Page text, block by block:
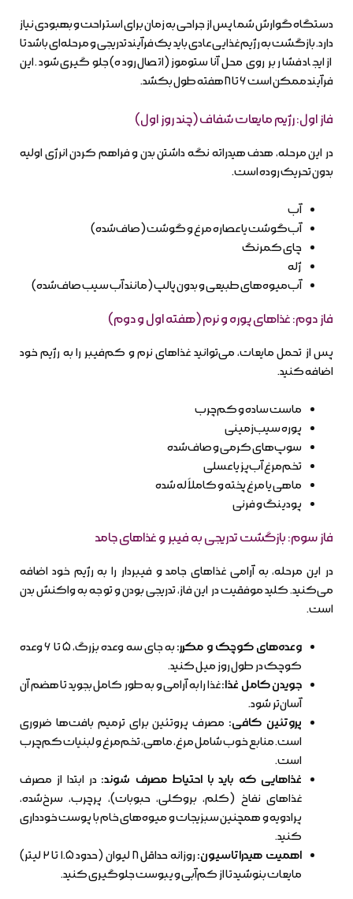
دستگاه گوارش شما پس از جراحی به زمان برای استراحت و بهبودی نیاز
دارد. بازگشت به رژیم غذایی عادی باید یک فرآیند تدریجی و مرحله‌ای باشد تا
از ایجاد فشار بر روی محل آناستوموز (اتصال روده) جلوگیری شود. این
فرآیند ممکن است ۶ تا ۸ هفته طول بکشد.
فاز اول: رژیم مایعات شفاف (چند روز اول)
در این مرحله، هدف هیدراته نگه داشتن بدن و فراهم کردن انرژی اولیه
بدون تحریک روده است.
آب
آب‌گوشت یا عصاره مرغ و گوشت (صاف‌شده)
چای کمرنگ
ژله
آب‌میوه‌های طبیعی و بدون پالپ (مانند آب سیب صاف‌شده)
فاز دوم: غذاهای پوره و نرم (هفته اول و دوم)
پس از تحمل مایعات، می‌توانید غذاهای نرم و کم‌فیبر را به رژیم خود
اضافه کنید.
ماست ساده و کم‌چرب
پوره سیب‌زمینی
سوپ‌های کرمی و صاف‌شده
تخم‌مرغ آب‌پز یا عسلی
ماهی یا مرغ پخته و کاملاً له شده
پودینگ و فرنی
فاز سوم: بازگشت تدریجی به فیبر و غذاهای جامد
در این مرحله، به آرامی غذاهای جامد و فیبردار را به رژیم خود اضافه
می‌کنید. کلید موفقیت در این فاز، تدریجی بودن و توجه به واکنش بدن
است.
وعده‌های کوچک و مکرر:
به جای سه وعده بزرگ، ۵ تا ۶ وعده
کوچک در طول روز میل کنید.
جویدن کامل غذا:غذا را به آرامی و به طور کامل بجوید تا هضم آن
آسان‌تر شود.
پروتئین کافی: مصرف پروتئین برای ترمیم بافت‌ها ضروری
است. منابع خوب شامل مرغ، ماهی، تخم‌مرغ و لبنیات کم‌چرب
است.
غذاهایی که باید با احتیاط مصرف شوند: در ابتدا از مصرف
غذاهای نفاخ (کلم، بروکلی، حبوبات)، پرچرب، سرخ‌شده،
پرادویه و همچنین سبزیجات و میوه‌های خام با پوست خودداری
کنید.
اهمیت هیدراتاسیون:
روزانه حداقل ۸ لیوان (حدود ۱.۵ تا ۲ لیتر)
مایعات بنوشید تا از کم‌آبی و یبوست جلوگیری کنید.